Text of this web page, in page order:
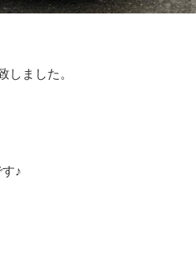
しました。
♪